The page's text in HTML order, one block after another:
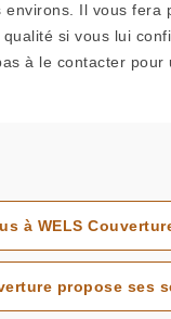
environs. Il vous fera
si vous lui
à le contacter pour
à WELS
propose ses